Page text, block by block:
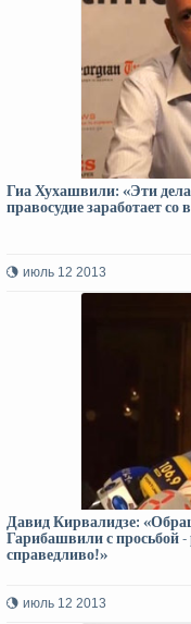
Гиа Хухашвили: «Эти дела
правосудие заработает со
июль 12 2013
Давид Кирвалидзе:
Гарибашвили с просьбой -
справедливо!»
июль 12 2013